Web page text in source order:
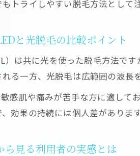
毛は
トライしやすい脱毛方法として
と光脱毛の比較ポイント
）は共に光を使った脱毛方法で
る一方、光脱毛は広範囲の波長
感肌や痛みが苦手な方に適して
効果の持続には個人差がありま
ら見る利用者の実感とは